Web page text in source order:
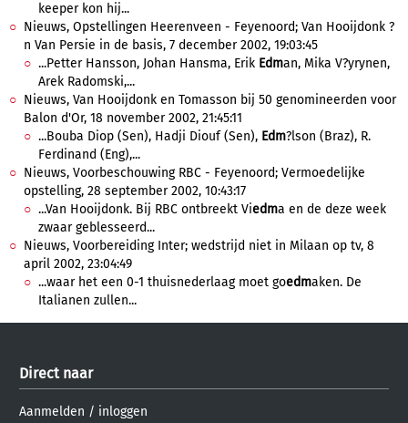
keeper kon hij...
Nieuws, Opstellingen Heerenveen - Feyenoord; Van Hooijdonk ?
n Van Persie in de basis, 7 december 2002, 19:03:45
...Petter Hansson, Johan Hansma, Erik Edman, Mika V?yrynen,
Arek Radomski,...
Nieuws, Van Hooijdonk en Tomasson bij 50 genomineerden voor
Balon d'Or, 18 november 2002, 21:45:11
...Bouba Diop (Sen), Hadji Diouf (Sen), Edm?lson (Braz), R.
Ferdinand (Eng),...
Nieuws, Voorbeschouwing RBC - Feyenoord; Vermoedelijke
opstelling, 28 september 2002, 10:43:17
...Van Hooijdonk. Bij RBC ontbreekt Viedma en de deze week
zwaar geblesseerd...
Nieuws, Voorbereiding Inter; wedstrijd niet in Milaan op tv, 8
april 2002, 23:04:49
...waar het een 0-1 thuisnederlaag moet goedmaken. De
Italianen zullen...
Direct naar
Aanmelden / inloggen